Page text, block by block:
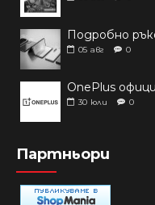
05 авг 0
30 юли 0
Партньори